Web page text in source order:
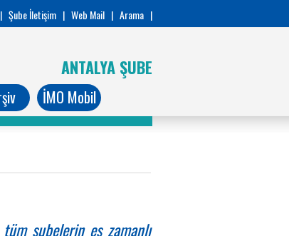
| Şube İletişim | Web Mail | Arama |
ANTALYA ŞUBE
İMO Mobil
şubelerin eş zamanlı